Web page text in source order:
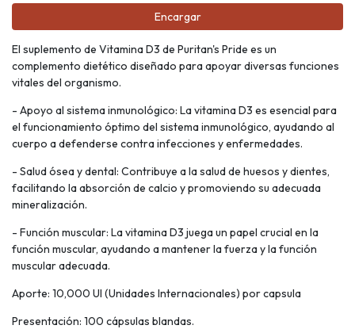
Encargar
El suplemento de Vitamina D3 de Puritan's Pride es un
complemento dietético diseñado para apoyar diversas funciones
vitales del organismo.
- Apoyo al sistema inmunológico: La vitamina D3 es esencial para
el funcionamiento óptimo del sistema inmunológico, ayudando al
cuerpo a defenderse contra infecciones y enfermedades.
- Salud ósea y dental: Contribuye a la salud de huesos y dientes,
facilitando la absorción de calcio y promoviendo su adecuada
mineralización.
- Función muscular: La vitamina D3 juega un papel crucial en la
función muscular, ayudando a mantener la fuerza y la función
muscular adecuada.
Aporte: 10,000 UI (Unidades Internacionales) por capsula
Presentación: 100 cápsulas blandas.